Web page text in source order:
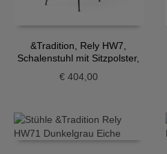
&Tradition, Rely HW7,
Schalenstuhl mit Sitzpolster,
schwarz
€404,00